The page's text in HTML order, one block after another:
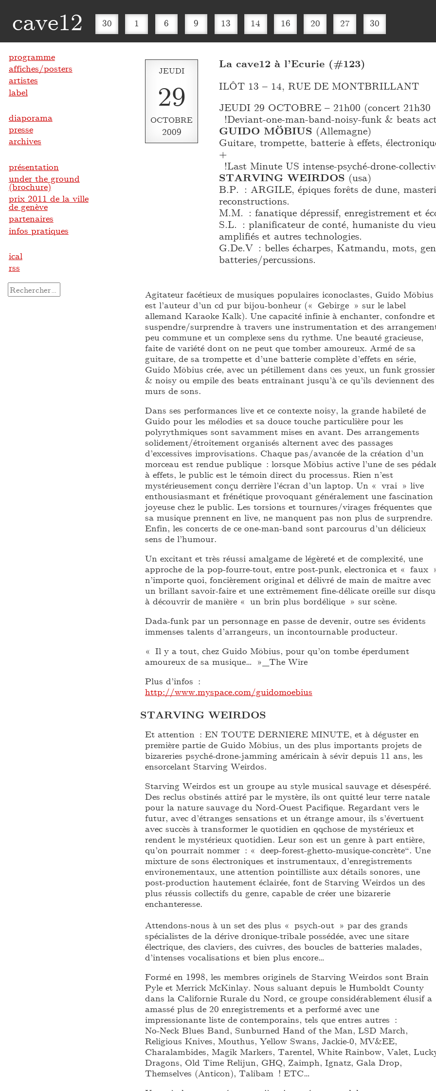
cave12 30 1 6 9 13 14 16 20 27 30
JEUDI
29
OCTOBRE
2009
La cave12 à l’Ecurie (#123)
ILÔT 13 – 14, RUE DE MONTBRILLANT
JEUDI 29 OCTOBRE – 21h00 (concert 21h30
!Deviant-one-man-band-noisy-funk & beats
GUIDO MÖBIUS (Allemagne)
Guitare, trompette, batterie à effets,
+
!Last Minute US intense-psyché-drone-
STARVING WEIRDOS (usa)
B.P. : ARGILE, épiques forêts de dune,
reconstructions.
M.M. : fanatique dépressif, enregistrement et
S.L. : planificateur de conté, humaniste du
amplifiés et autres technologies.
G.De.V : belles écharpes, Katmandu, mots,
batteries/percussions.
Agitateur facétieux de musiques populaires iconoclastes, Guido Möbius
est l’auteur d’un cd pur bijou-bonheur (« Gebirge » sur le label
allemand Karaoke Kalk). Une capacité infinie à enchanter, confondre et
suspendre/surprendre à travers une instrumentation et des
peu commune et un complexe sens du rythme. Une beauté gracieuse,
faite de variété dont on ne peut que tomber amoureux. Armé de sa
guitare, de sa trompette et d’une batterie complète d’effets en série,
Guido Möbius crée, avec un pétillement dans ces yeux, un funk grossier
& noisy ou empile des beats entraînant jusqu’à ce qu’ils deviennent des
murs de sons.
Dans ses performances live et ce contexte noisy, la grande habileté de
Guido pour les mélodies et sa douce touche particulière pour les
polyrythmiques sont savamment mises en avant. Des arrangements
solidement/étroitement organisés alternent avec des passages
d’excessives improvisations. Chaque pas/avancée de la création d’un
morceau est rendue publique : lorsque Möbius active l’une de ses
à effets, le public est le témoin direct du processus. Rien n’est
mystérieusement conçu derrière l’écran d’un laptop. Un « vrai » live
enthousiasmant et frénétique provoquant généralement une fascination
joyeuse chez le public. Les torsions et tournures/virages fréquentes que
sa musique prennent en live, ne manquent pas non plus de surprendre.
Enfin, les concerts de ce one-man-band sont parcourus d’un délicieux
sens de l’humour.
Un excitant et très réussi amalgame de légèreté et de complexité, une
approche de la pop-fourre-tout, entre post-punk, electronica et « faux
n’importe quoi, foncièrement original et délivré de main de maître avec
un brillant savoir-faire et une extrêmement fine-délicate oreille sur
à découvrir de manière « un brin plus bordélique » sur scène.
Dada-funk par un personnage en passe de devenir, outre ses évidents
immenses talents d’arrangeurs, un incontournable producteur.
« Il y a tout, chez Guido Möbius, pour qu’on tombe éperdument
amoureux de sa musique… »_The Wire
Plus d’infos :
http://www.myspace.com/guidomoebius
STARVING WEIRDOS
Et attention : EN TOUTE DERNIERE MINUTE, et à déguster en
première partie de Guido Möbius, un des plus importants projets de
bizareries psyché-drone-jamming américain à sévir depuis 11 ans, les
ensorcelant Starving Weirdos.
Starving Weirdos est un groupe au style musical sauvage et désespéré.
Des reclus obstinés attiré par le mystère, ils ont quitté leur terre natale
pour la nature sauvage du Nord-Ouest Pacifique. Regardant vers le
futur, avec d’étranges sensations et un étrange amour, ils s’évertuent
avec succès à transformer le quotidien en qqchose de mystérieux et
rendent le mystérieux quotidien. Leur son est un genre à part entière,
qu’on pourrait nommer : « deep-forest-ghetto-musique-concrète“. Une
mixture de sons électroniques et instrumentaux, d’enregistrements
environementaux, une attention pointilliste aux détails sonores, une
post-production hautement éclairée, font de Starving Weirdos un des
plus réussis collectifs du genre, capable de créer une bizarerie
enchanteresse.
Attendons-nous à un set des plus « psych-out » par des grands
spécialistes de la dérive dronique-tribale possédée, avec une sitare
électrique, des claviers, des cuivres, des boucles de batteries malades,
d’intenses vocalisations et bien plus encore…
Formé en 1998, les membres originels de Starving Weirdos sont Brain
Pyle et Merrick McKinlay. Nous saluant depuis le Humboldt County
dans la Californie Rurale du Nord, ce groupe considérablement élusif a
amassé plus de 20 enregistrements et a performé avec une
impressionante liste de contemporains, tels que entres autres :
No-Neck Blues Band, Sunburned Hand of the Man, LSD March,
Religious Knives, Mouthus, Yellow Swans, Jackie-0, MV&EE,
Charalambides, Magik Markers, Tarentel, White Rainbow, Valet,
Dragons, Old Time Relijun, GHQ, Zaimph, Ignatz, Gala Drop,
Themselves (Anticon), Talibam ! ETC…
programme
affiches/posters
artistes
label
diaporama
presse
archives
présentation
under the ground
(brochure)
prix 2011 de la ville
de genève
partenaires
infos pratiques
ical
rss
Rechercher :